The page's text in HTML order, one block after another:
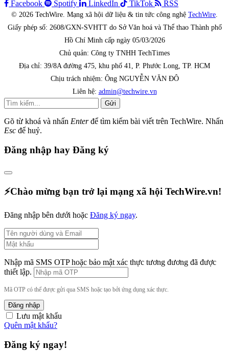
Facebook Spotify LinkedIn TikTok RSS
© 2026 TechWire. Mạng xã hội dữ liệu & tin tức công nghệ TechWire
Giấy phép số: 2608/GXN-SVHTT do Sở Văn hoá và Thể thao Thành phố
Hồ Chí Minh cấp ngày 05/03/2026
Chủ quản: Công ty TNHH TechTimes
Địa chỉ: 39/8A đường 475, khu phố 41, P. Phước Long, TP. HCM
Chịu trách nhiệm: Ông NGUYỄN VĂN ĐÔ
Liên hệ: admin@techwire.vn
Gửi
Gõ từ khoá và nhấn Enterđể tìm kiếm bài viết trên TechWire. Nhấn
Esc để huỷ.
Đăng nhập hay Đăng ký
⚡️Chào mừng bạn trở lại mạng xã hội TechWire.vn!
Đăng nhập bên dưới hoặc Đăng ký ngay.
Nhập mã SMS OTP hoặc bảo mật xác thực tương đương đã được
thiết lập.
Mã OTP có thể được gửi qua SMS hoặc tạo bởi ứng dụng xác thực.
Đăng nhập
Lưu mật khẩu
Quên mật khẩu?
Đăng ký ngay!